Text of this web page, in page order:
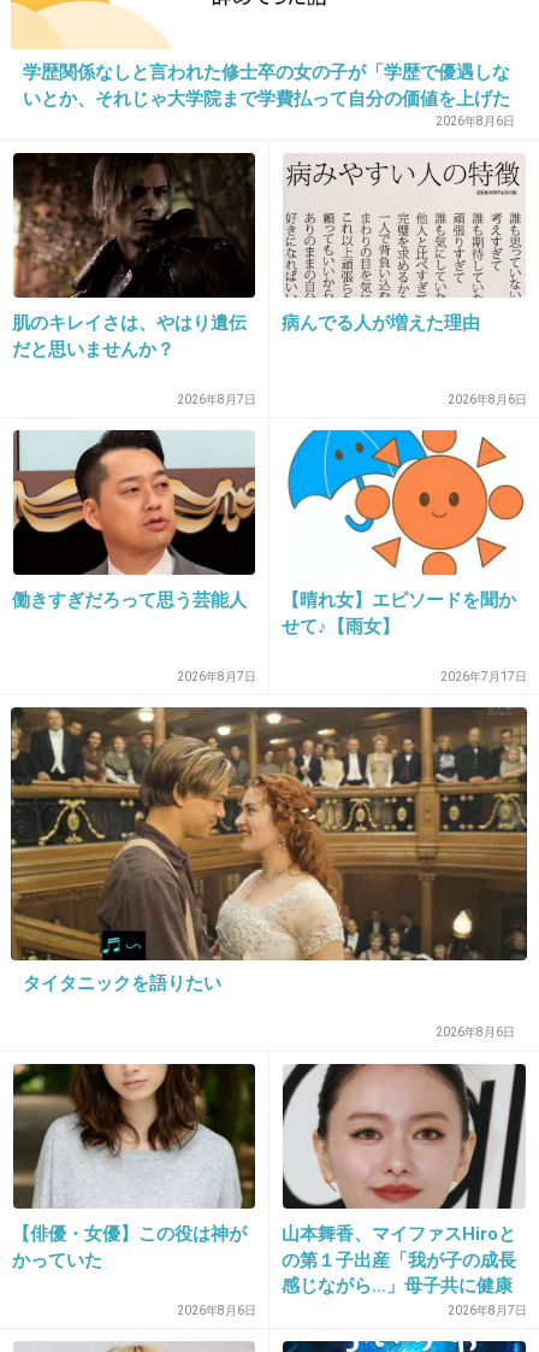
16. 匿名2014/08/10(日) 09:24:31
整形顔が怖い。
出典：up.gc-img.net
+325 -6
ガルちゃんで160程度しかレスつかないんだか
ら、世間はもっと興味ないだろ
+126
18. 匿名2014/08/10(日) 09:25:01
どーでもいー笑
フジ見ないし。
19. 匿名 2014/08/10(日) 09:25:10
三田さんのネチャっとした目線が苦手
+180 -3
20. 匿名2014/08/10(日) 09:25:17
アナウンサーは、会社員。イチイチ ニュースに
+119 -2
21. 匿名
男ウケ重視で視聴率上がるの？違うくね？
+85 -4
学歴関係なしと言われた修士卒の女の子が「学歴で優遇しな
いとか、それじゃ大学院まで学費払って自分の価値を上げた
人が馬鹿じゃないですか」と捨て台詞を残し会社を辞めてっ
た
2026年8月6日
肌のキレイさは、やはり遺伝
だと思いませんか？
2026年8月7日
病んでる人が増えた理由
2026年8月6日
働きすぎだろって思う芸能人
2026年8月7日
【晴れ女】エピソードを聞か
せて♪【雨女】
2026年7月17日
タイタニックを語りたい
2026年8月6日
【俳優・女優】この役は神が
かっていた
2026年8月6日
山本舞香、マイファスHiroと
の第１子出産「我が子の成長
感じながら…」母子共に健康
2026年8月7日